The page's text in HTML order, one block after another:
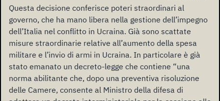
Questa decisione conferisce poteri straordinari al
governo, che ha mano libera nella gestione dell’impegno
dell’Italia nel conflitto in Ucraina. Già sono scattate
misure straordinarie relative all’aumento della spesa
militare e l’invio di armi in Ucraina. In particolare è già
stato emanato un decreto-legge che contiene “una
norma abilitante che, dopo una preventiva risoluzione
delle Camere, consente al Ministro della difesa di